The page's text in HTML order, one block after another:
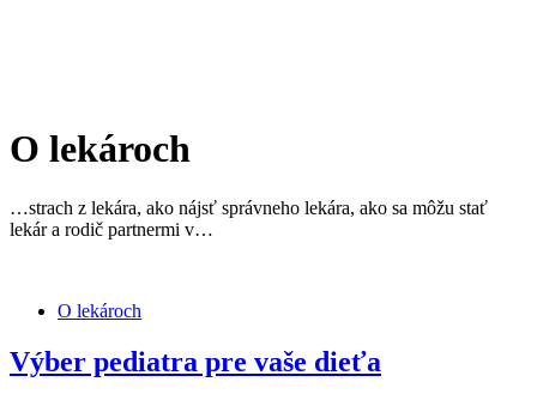
O lekároch
…strach z lekára, ako nájsť správneho lekára, ako sa môžu stať
lekár a rodič partnermi v…
O lekároch
Výber pediatra pre vaše dieťa